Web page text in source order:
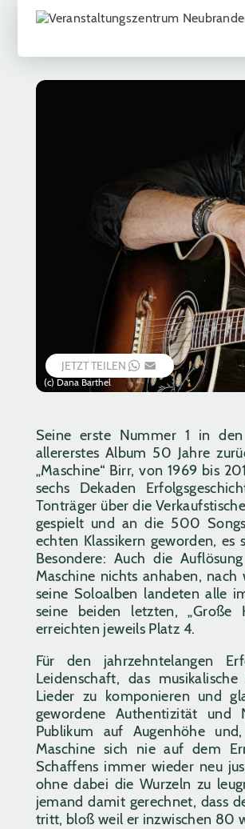
(c) Dana Barthel
JETZT TEILEN WHATSAPP
EMAIL
Seine erste Nummer 1 in
allererstes Album 50 Jahre
„Maschine“ Birr, von 1969 bis
sechs Dekaden
Tonträger über die
gespielt und an die 500
echten Klassikern geworden,
Besondere: Auch die
Maschine nichts anhaben,
seine Soloalben landeten alle
seine beiden letzten, „Große
erreichten jeweils Platz 4.
Für den jahrzehntelangen
Leidenschaft, das
Lieder zu komponieren und
gewordene Authentizität
Publikum auf Augenhöhe
Maschine sich nie auf dem
Schaffens immer wieder neu
ohne dabei die Wurzeln zu
jemand damit gerechnet, dass
tritt, bloß weil er inzwischen 80